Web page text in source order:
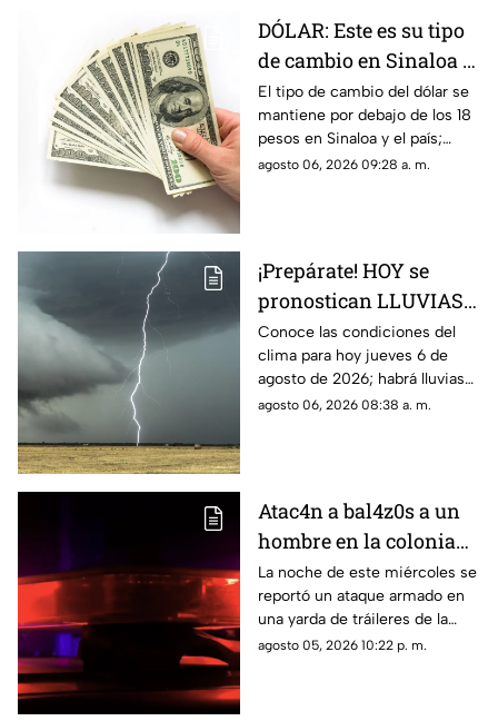
DÓLAR: Este es su tipo
de cambio en Sinaloa y
México HOY jueves
El tipo de cambio del dólar se
mantiene por debajo de los 18
pesos en Sinaloa y el país;
conoce los detalles sobre su
agosto 06, 2026 09:28 a. m.
¡Prepárate! HOY se
pronostican LLUVIAS
MUY FUERTES en estas
zonas de Sinaloa
Conoce las condiciones del
clima para hoy jueves 6 de
agosto de 2026; habrá lluvias
muy fuertes
agosto 06, 2026 08:38 a. m.
Atac4n a bal4z0s a un
hombre en la colonia
San Rafael, en
Culiacán; ya fue
identificado
La noche de este miércoles se
reportó un ataque armado en
una yarda de tráileres de la
colonia San Rafael, en la capital
agosto 05, 2026 10:22 p. m.